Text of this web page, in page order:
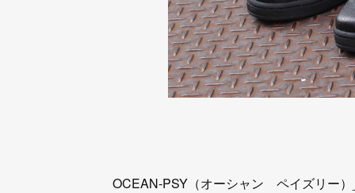
OCEAN-PSY（オーシャン ペイズリー